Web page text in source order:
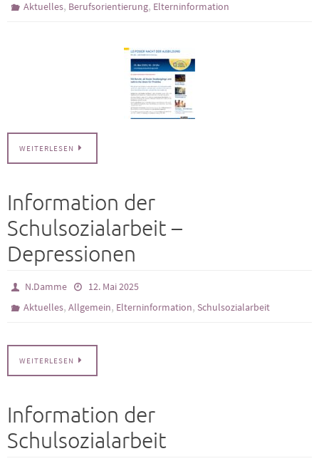
Aktuelles, Berufsorientierung, Elterninformation
WEITERLESEN
Information der
Schulsozialarbeit –
Depressionen
N.Damme
12. Mai 2025
Aktuelles,Allgemein, Elterninformation, Schulsozialarbeit
WEITERLESEN
Information der
Schulsozialarbeit